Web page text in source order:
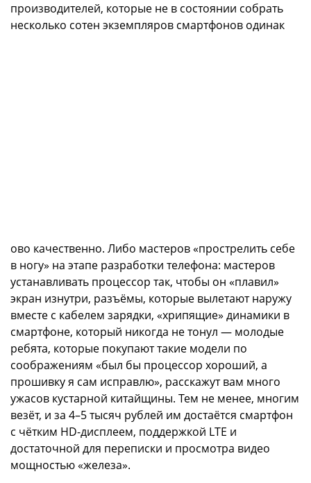
производителей, которые не в состоянии собрать
несколько сотен экземпляров смартфонов одинак
ово качественно. Либо мастеров «прострелить себе
в ногу» на этапе разработки телефона: мастеров
устанавливать процессор так, чтобы он «плавил»
экран изнутри, разъёмы, которые вылетают наружу
вместе с кабелем зарядки, «хрипящие» динамики в
смартфоне, который никогда не тонул — молодые
ребята, которые покупают такие модели по
соображениям «был бы процессор хороший, а
прошивку я сам исправлю», расскажут вам много
ужасов кустарной китайщины. Тем не менее, многим
везёт, и за 4–5 тысяч рублей им достаётся смартфон
с чётким HD-дисплеем, поддержкой LTE и
достаточной для переписки и просмотра видео
мощностью «железа».